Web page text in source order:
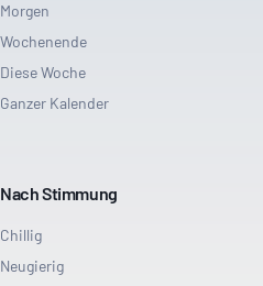
Morgen
Wochenende
Diese Woche
Ganzer Kalender
Nach Stimmung
Chillig
Neugierig